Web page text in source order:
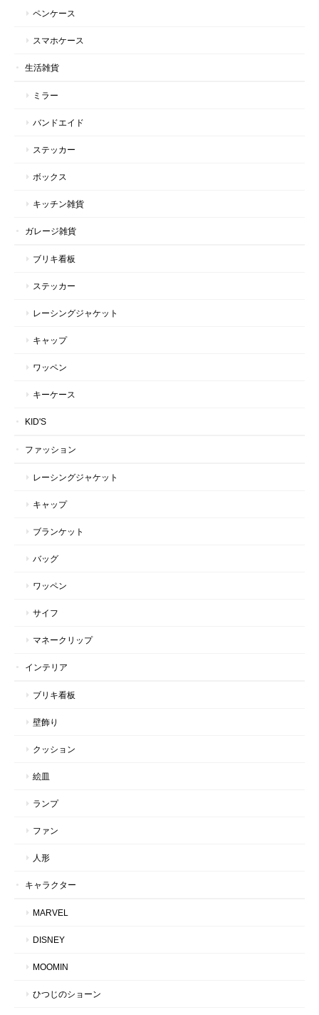
ペンケース
スマホケース
生活雑貨
ミラー
バンドエイド
ステッカー
ボックス
キッチン雑貨
ガレージ雑貨
ブリキ看板
ステッカー
レーシングジャケット
キャップ
ワッペン
キーケース
KID'S
ファッション
レーシングジャケット
キャップ
ブランケット
バッグ
ワッペン
サイフ
マネークリップ
インテリア
ブリキ看板
壁飾り
クッション
絵皿
ランプ
ファン
人形
キャラクター
MARVEL
DISNEY
MOOMIN
ひつじのショーン